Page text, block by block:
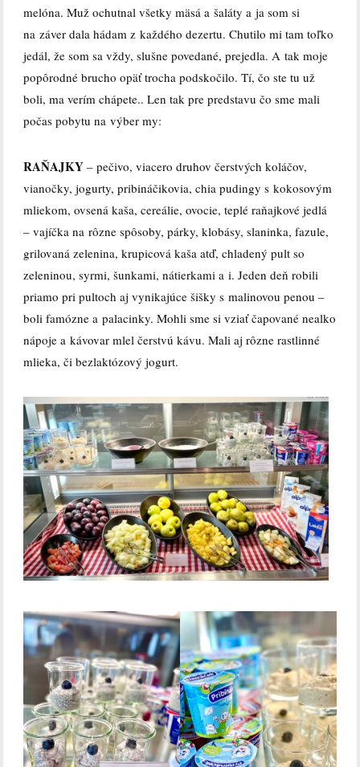
melóna. Muž ochutnal všetky mäsá a šaláty a ja som si
na záver dala hádam z každého dezertu. Chutilo mi tam toľko
jedál, že som sa vždy, slušne povedané, prejedla. A tak moje
popôrodné brucho opäť trocha podskočilo. Tí, čo ste tu už
boli, ma verím chápete.. Len tak pre predstavu čo sme mali
počas pobytu na výber my:
RAŇAJKY – pečivo, viacero druhov čerstvých koláčov,
vianočky, jogurty, pribináčikovia, chia pudingy s kokosovým
mliekom, ovsená kaša, cereálie, ovocie, teplé raňajkové jedlá
– vajíčka na rôzne spôsoby, párky, klobásy, slaninka, fazule,
grilovaná zelenina, krupicová kaša atď, chladený pult so
zeleninou, syrmi, šunkami, nátierkami a i. Jeden deň robili
priamo pri pultoch aj vynikajúce šišky s malinovou penou –
boli famózne a palacinky. Mohli sme si vziať čapované nealko
nápoje a kávovar mlel čerstvú kávu. Mali aj rôzne rastlinné
mlieka, či bezlaktózový jogurt.